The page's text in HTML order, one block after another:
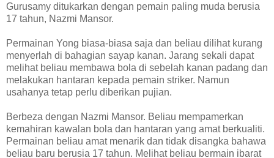
Gurusamy ditukarkan dengan pemain paling muda berusia
17 tahun, Nazmi Mansor.
Permainan Yong biasa-biasa saja dan beliau dilihat kurang
menyerlah di bahagian sayap kanan. Jarang sekali dapat
melihat beliau membawa bola di sebelah kanan padang dan
melakukan hantaran kepada pemain striker. Namun
usahanya tetap perlu diberikan pujian.
Berbeza dengan Nazmi Mansor. Beliau mempamerkan
kemahiran kawalan bola dan hantaran yang amat berkualiti.
Permainan beliau amat menarik dan tidak disangka bahawa
beliau baru berusia 17 tahun. Melihat beliau bermain ibarat